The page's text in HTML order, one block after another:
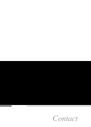
Contact